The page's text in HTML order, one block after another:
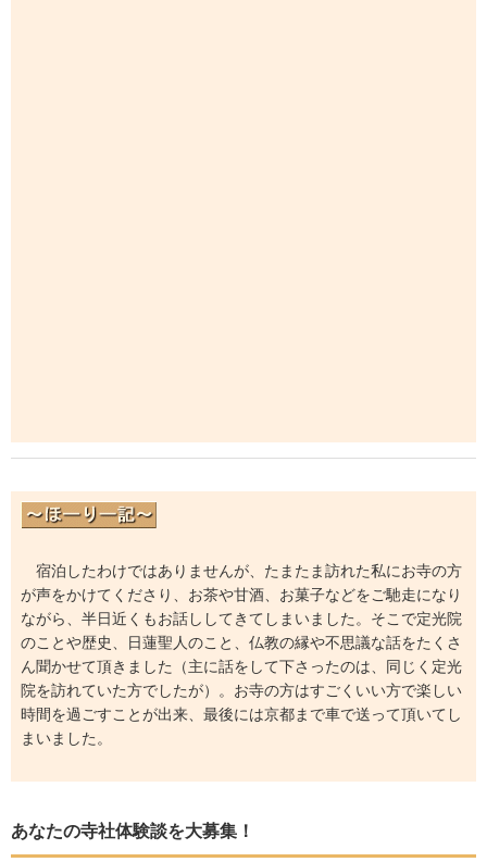
宿泊したわけではありませんが、たまたま訪れた私にお寺の方
が声をかけてくださり、お茶や甘酒、お菓子などをご馳走になり
ながら、半日近くもお話ししてきてしまいました。そこで定光院
のことや歴史、日蓮聖人のこと、仏教の縁や不思議な話をたくさ
ん聞かせて頂きました（主に話をして下さったのは、同じく定光
院を訪れていた方でしたが）。お寺の方はすごくいい方で楽しい
時間を過ごすことが出来、最後には京都まで車で送って頂いてし
まいました。
あなたの寺社体験談を大募集！